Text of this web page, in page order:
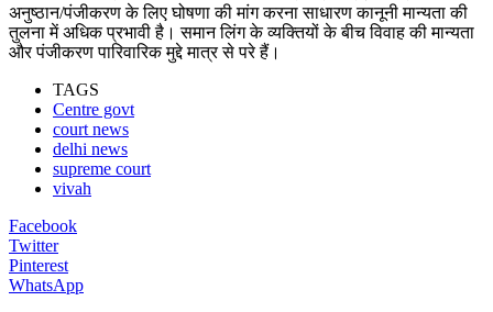
अनुष्ठान/पंजीकरण के लिए घोषणा की मांग करना साधारण कानूनी मान्यता की
तुलना में अधिक प्रभावी है। समान लिंग के व्यक्तियों के बीच विवाह की मान्यता
और पंजीकरण पारिवारिक मुद्दे मात्र से परे हैं।
TAGS
Centre govt
court news
delhi news
supreme court
vivah
Facebook
Twitter
Pinterest
WhatsApp